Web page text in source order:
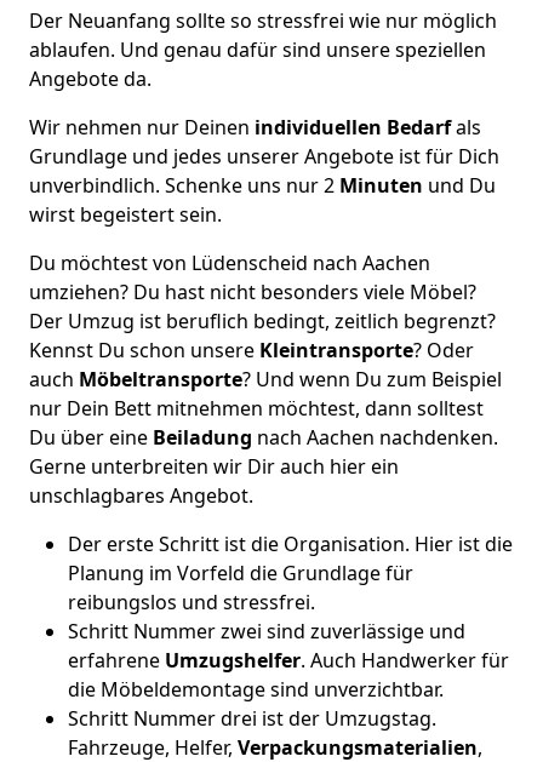
Der Neuanfang sollte so stressfrei wie nur möglich
ablaufen. Und genau dafür sind unsere speziellen
Angebote da.
Wir nehmen nur Deinen individuellen Bedarfals
Grundlage und jedes unserer Angebote ist für Dich
unverbindlich. Schenke uns nur 2 Minuten und Du
wirst begeistert sein.
Du möchtest von Lüdenscheid nach Aachen
umziehen? Du hast nicht besonders viele Möbel?
Der Umzug ist beruflich bedingt, zeitlich begrenzt?
Kennst Du schon unsere Kleintransporte? Oder
auch Möbeltransporte? Und wenn Du zum Beispiel
nur Dein Bett mitnehmen möchtest, dann solltest
Du über eine Beiladung nach Aachen nachdenken.
Gerne unterbreiten wir Dir auch hier ein
unschlagbares Angebot.
Der erste Schritt ist die Organisation. Hier ist die
Planung im Vorfeld die Grundlage für
reibungslos und stressfrei.
Schritt Nummer zwei sind zuverlässige und
erfahrene Umzugshelfer. Auch Handwerker für
die Möbeldemontage sind unverzichtbar.
Schritt Nummer drei ist der Umzugstag.
Fahrzeuge, Helfer, Verpackungsmaterialien,